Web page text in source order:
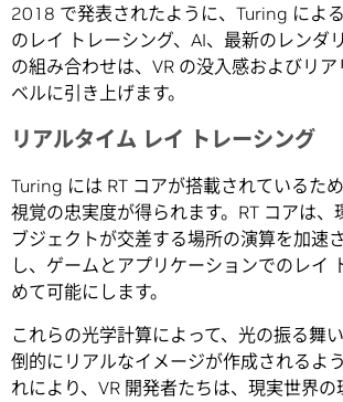
2018 で発表されたように、Turing によ
のレイ トレーシング、AI、最新のレンダ
の組み合わせは、VR の没入感およびリ
ベルに引き上げます。
リアルタイム レイ トレーシング
Turing には RT コアが搭載されているた
視覚の忠実度が得られます。RT コアは、
ブジェクトが交差する場所の演算を加速
し、ゲームとアプリケーションでのレイ
めて可能にします。
これらの光学計算によって、光の振る舞
倒的にリアルなイメージが作成されるよ
れにより、VR 開発者たちは、現実世界